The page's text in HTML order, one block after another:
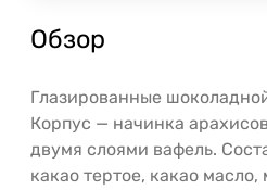
Обзор
Глазированные
Корпус — начинка
двумя слоями вафель.
какао тертое, какао